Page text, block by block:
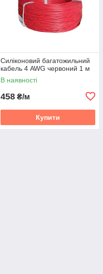
Силіконовий багатожильний
кабель 4 AWG червоний 1 м
В наявності
458 ₴/м
Купити